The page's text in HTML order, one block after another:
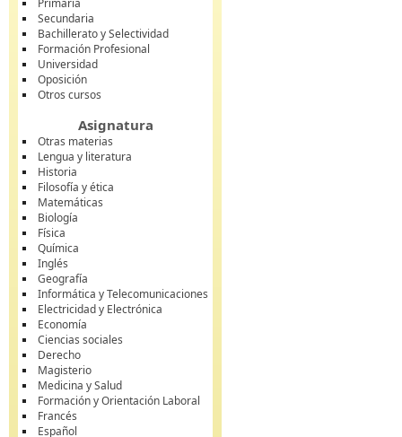
Primaria
Secundaria
Bachillerato y Selectividad
Formación Profesional
Universidad
Oposición
Otros cursos
Asignatura
Otras materias
Lengua y literatura
Historia
Filosofía y ética
Matemáticas
Biología
Física
Química
Inglés
Geografía
Informática y Telecomunicaciones
Electricidad y Electrónica
Economía
Ciencias sociales
Derecho
Magisterio
Medicina y Salud
Formación y Orientación Laboral
Francés
Español